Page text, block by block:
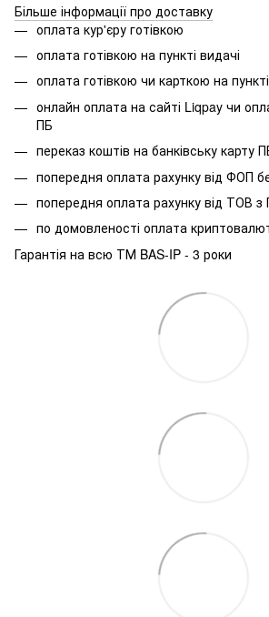
Більше інформації про доставку
оплата кур'єру готівкою
оплата готівкою на пункті видачі
оплата готівкою чи карткою на
онлайн оплата на сайті Liqpay чи
ПБ
переказ коштів на банківську карту
попередня оплата рахунку від ФОП
попередня оплата рахунку від ТОВ
по домовленості оплата
Гарантія на всю ТМ BAS-IP - 3 роки